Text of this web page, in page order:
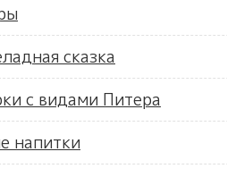
сказка
с видами Питера
напитки